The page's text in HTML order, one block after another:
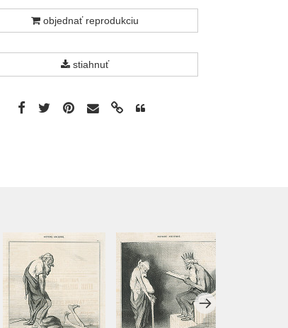
objednať reprodukciu
stiahnuť